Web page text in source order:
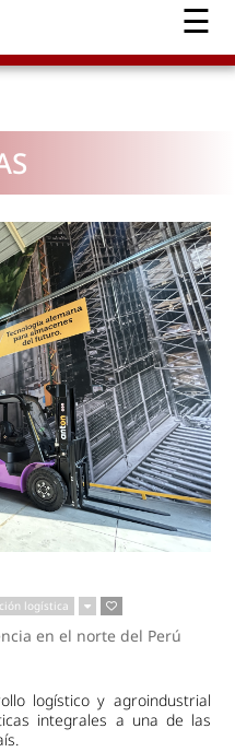
logística
en el norte del Perú
logístico y agroindustrial
integrales a una de las